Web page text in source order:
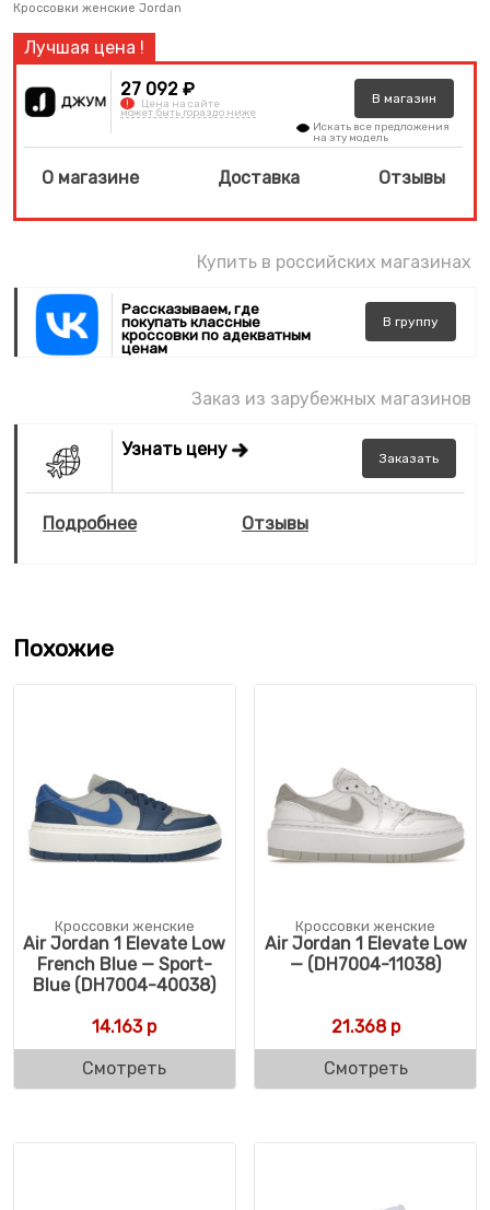
Кроссовки женские Jordan
27 092 ₽
! Цена на сайте
может быть гораздо ниже
В магазин
Искать все предложения
на эту модель
О магазине Доставка Отзывы
Купить в российских магазинах
Рассказываем, где
покупать классные
кроссовки по адекватным
ценам
В группу
Заказ из зарубежных магазинов
Узнать цену Заказать
Подробнее Отзывы
Похожие
Кроссовки женские
Air Jordan 1 Elevate Low
French Blue — Sport-
Blue (DH7004-40038)
14.163р
Смотреть
Кроссовки женские
Air Jordan 1 Elevate Low
— (DH7004-11038)
21.368р
Смотреть